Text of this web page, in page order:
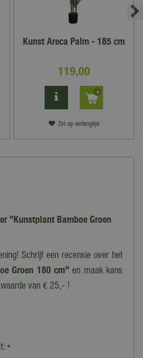
Kunst Areca Palm - 185 cm
119,00
Zet op verlanglijst
"Kunstplant Bamboe Groen
Schrijf een recensie over het
Groen 180 cm"en maak kans
van € 25,- !
*